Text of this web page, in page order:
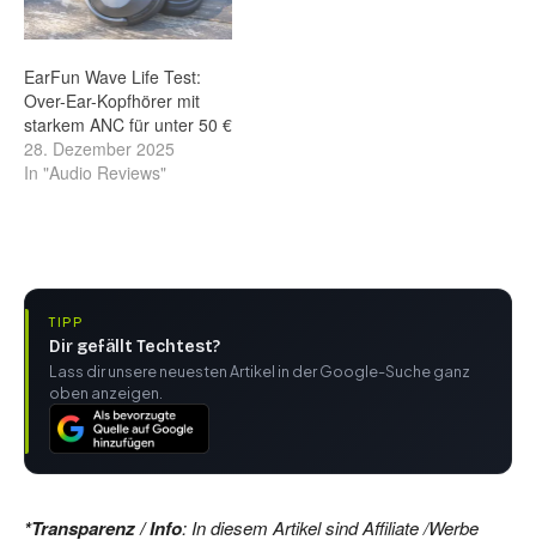
EarFun Wave Life Test:
Over-Ear-Kopfhörer mit
starkem ANC für unter 50 €
28. Dezember 2025
In "Audio Reviews"
TIPP
Dir gefällt Techtest?
Lass dir unsere neuesten Artikel in der Google-Suche ganz
oben anzeigen.
*Transparenz / Info: In diesem Artikel sind Affiliate /Werbe